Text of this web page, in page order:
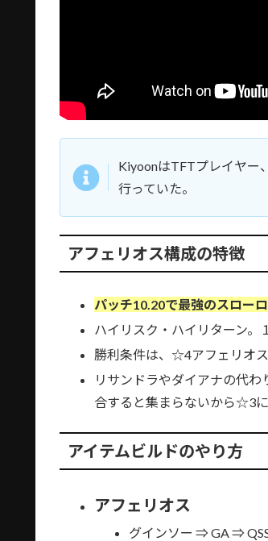
KiyoonはTFTプレイヤー
行っていた。
アフェリオス構成の特徴
パッチ10.20で最強のスロー
ハイリスク・ハイリターン。
勝利条件は、☆4アフェリオ
リサンドラやダイアナの代
合すると集まらないから☆3に
アイテムビルドのやり方
アフェリオス
グインソー ⇒ GA ⇒ QSS